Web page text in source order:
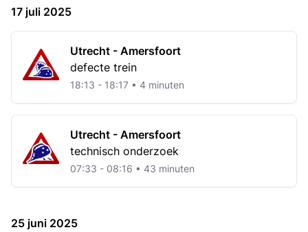
17 juli 2025
Utrecht - Amersfoort
defecte trein
18:13 - 18:17 • 4 minuten
Utrecht - Amersfoort
technisch onderzoek
07:33 - 08:16 • 43 minuten
25 juni 2025